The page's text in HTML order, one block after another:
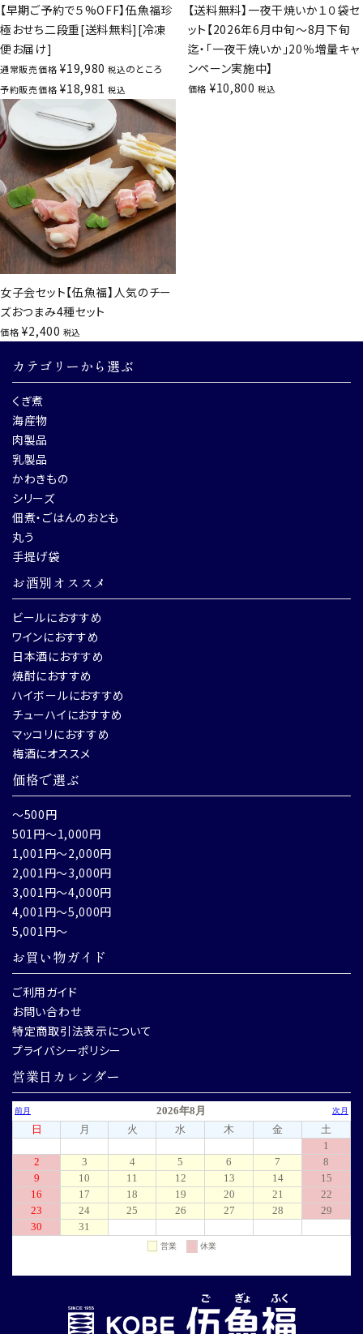
【早期ご予約で５%OFF】伍魚福珍
極おせち二段重[送料無料][冷凍
便お届け]
通常販売価格 ¥19,980 税込のところ
予約販売価格 ¥18,981 税込
【送料無料】一夜干焼いか１０袋セ
ット【2026年6月中旬～8月下旬
迄・「一夜干焼いか」20％増量キャ
ンペーン実施中】
価格 ¥10,800 税込
女子会セット【伍魚福】人気のチー
ズおつまみ4種セット
価格 ¥2,400 税込
カテゴリーから選ぶ
くぎ煮
海産物
肉製品
乳製品
かわきもの
シリーズ
佃煮・ごはんのおとも
丸う
手提げ袋
お酒別オススメ
ビールにおすすめ
ワインにおすすめ
日本酒におすすめ
焼酎におすすめ
ハイボールにおすすめ
チューハイにおすすめ
マッコリにおすすめ
梅酒にオススメ
価格で選ぶ
～500円
501円～1,000円
1,001円～2,000円
2,001円～3,000円
3,001円～4,000円
4,001円～5,000円
5,001円～
お買い物ガイド
ご利用ガイド
お問い合わせ
特定商取引法表示について
プライバシーポリシー
営業日カレンダー